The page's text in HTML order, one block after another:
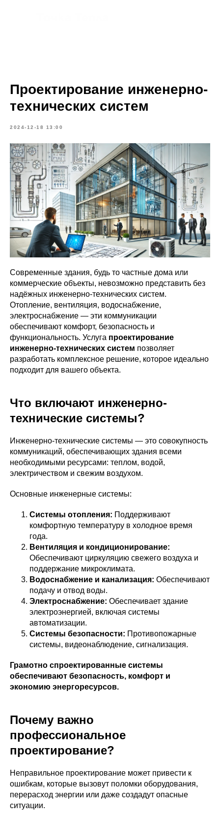
Проектирование инженерно-
технических систем
2024-12-18 13:00
Современные здания, будь то частные дома или
коммерческие объекты, невозможно представить без
надёжных инженерно-технических систем.
Отопление, вентиляция, водоснабжение,
электроснабжение — эти коммуникации
обеспечивают комфорт, безопасность и
функциональность. Услуга проектирование
инженерно-технических систем позволяет
разработать комплексное решение, которое идеально
подходит для вашего объекта.
Что включают инженерно-
технические системы?
Инженерно-технические системы — это совокупность
коммуникаций, обеспечивающих здания всеми
необходимыми ресурсами: теплом, водой,
электричеством и свежим воздухом.
Основные инженерные системы:
Системы отопления: Поддерживают
комфортную температуру в холодное время
года.
Вентиляция и кондиционирование:
Обеспечивают циркуляцию свежего воздуха и
поддержание микроклимата.
Водоснабжение и канализация: Обеспечивают
подачу и отвод воды.
Электроснабжение: Обеспечивает здание
электроэнергией, включая системы
автоматизации.
Системы безопасности: Противопожарные
системы, видеонаблюдение, сигнализация.
Грамотно спроектированные системы
обеспечивают безопасность, комфорт и
экономию энергоресурсов.
Почему важно
профессиональное
проектирование?
Неправильное проектирование может привести к
ошибкам, которые вызовут поломки оборудования,
перерасход энергии или даже создадут опасные
ситуации.